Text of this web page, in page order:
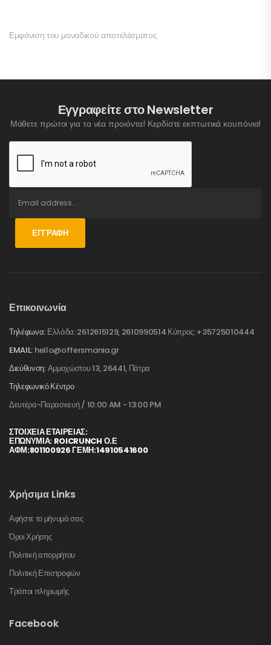
Εμφάνιση του μοναδικού αποτελέσματος
Εγγραφείτε στο Newsletter
Μάθετε πρώτοι για τα νέα προιόντα! Κερδίστε εκπτωτικά κουπόνια!
ΕΓΓΡΑΦΉ
Επικοινωνία
Τηλέφωνα: Ελλάδα: 2612615129, 2610990514 Κύπρος: +35725010444
EMAIL: hello@offersmania.gr
Διεύθυνση:Αμμοχώστου 13, 26441, Πάτρα
Τηλεφωνικό Κέντρο
Δευτέρα-Παρασκευή / 10:00 AM - 13:00 PM
ΣΤΟΙΧΕΊΑ ΕΤΑΙΡΕΊΑΣ:
ΕΠΩΝΥΜΙΑ: ROICRUNCH Ο.Ε
ΑΦΜ:801100926 ΓΕΜΗ:14910541600
Χρήσιμα Links
Αφήστε το μήνυμά σας
Όροι Χρήσης
Πολιτική απορρήτου
Πολιτική Επιστροφών
Τρόποι πληρωμής
Facebook